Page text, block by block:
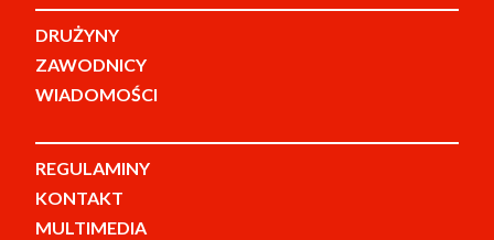
DRUŻYNY
ZAWODNICY
WIADOMOŚCI
REGULAMINY
KONTAKT
MULTIMEDIA